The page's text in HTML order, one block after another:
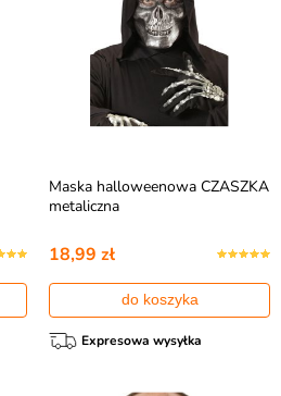
Maska halloweenowa CZASZKA
metaliczna
18,99 zł
do koszyka
Expresowa wysyłka